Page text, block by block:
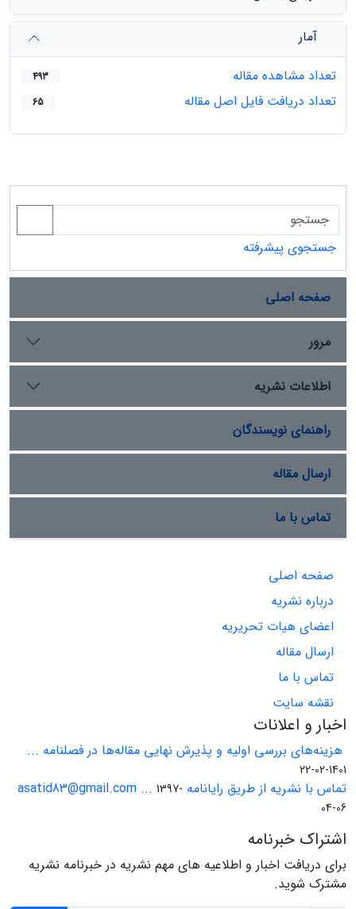
آمار
تعداد مشاهده مقاله
493
تعداد دریافت فایل اصل مقاله 65
جستجوی پیشرفته
صفحه اصلی
مرور
اطلاعات نشریه
راهنمای نویسندگان
ارسال مقاله
تماس با ما
صفحه اصلی
درباره نشریه
اعضای هیات تحریریه
ارسال مقاله
تماس با ما
نقشه سایت
اخبار و اعلانات
هزینه‌های بررسی اولیه و پذیرش نهایی مقاله‌ها در فصلنامه ...
1401-02-22
تماس با نشریه از طریق رایانامه asatid83@gmail.com ... 1397-
04-06
اشتراک خبرنامه
برای دریافت اخبار و اطلاعیه های مهم نشریه در خبرنامه نشریه
مشترک شوید.